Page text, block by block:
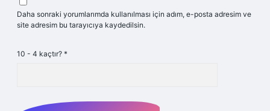
Daha sonraki yorumlarımda kullanılması için adım, e-posta adresim ve
site adresim bu tarayıcıya kaydedilsin.
10 - 4 kaçtır? *